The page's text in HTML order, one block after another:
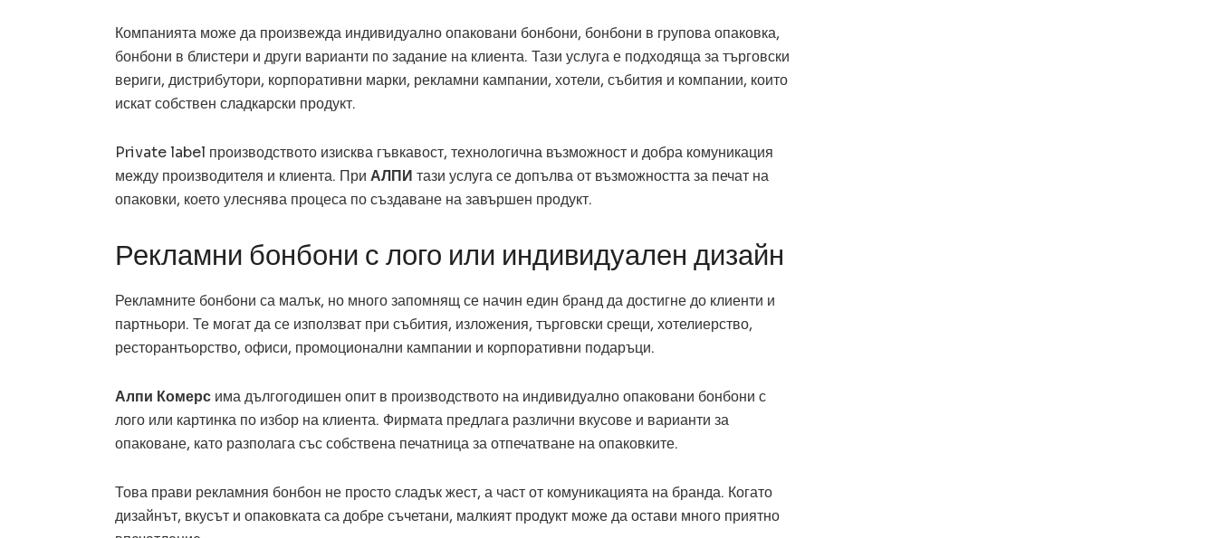
Компанията може да произвежда индивидуално опаковани бонбони, бонбони в групова опаковка,
бонбони в блистери и други варианти по задание на клиента. Тази услуга е подходяща за търговски
вериги, дистрибутори, корпоративни марки, рекламни кампании, хотели, събития и компании, които
искат собствен сладкарски продукт.
Private label производството изисква гъвкавост, технологична възможност и добра комуникация
между производителя и клиента. При АЛПИ тази услуга се допълва от възможността за печат на
опаковки, което улеснява процеса по създаване на завършен продукт.
Рекламни бонбони с лого или индивидуален дизайн
Рекламните бонбони са малък, но много запомнящ се начин един бранд да достигне до клиенти и
партньори. Те могат да се използват при събития, изложения, търговски срещи, хотелиерство,
ресторантьорство, офиси, промоционални кампании и корпоративни подаръци.
Алпи Комерс има дългогодишен опит в производството на индивидуално опаковани бонбони с
лого или картинка по избор на клиента. Фирмата предлага различни вкусове и варианти за
опаковане, като разполага със собствена печатница за отпечатване на опаковките.
Това прави рекламния бонбон не просто сладък жест, а част от комуникацията на бранда. Когато
дизайнът, вкусът и опаковката са добре съчетани, малкият продукт може да остави много приятно